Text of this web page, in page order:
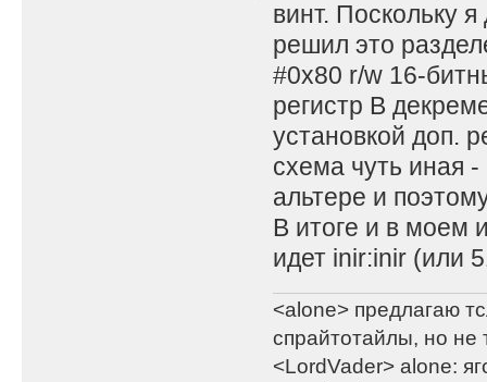
винт. Поскольку
решил это
#0x80 r/w 16-
регистр B
установкой доп.
схема чуть иная
альтере и
В итоге и в моем
идет inir:inir (или
<alone> предлагаю
спрайтотайлы, но не
<LordVader> alone: